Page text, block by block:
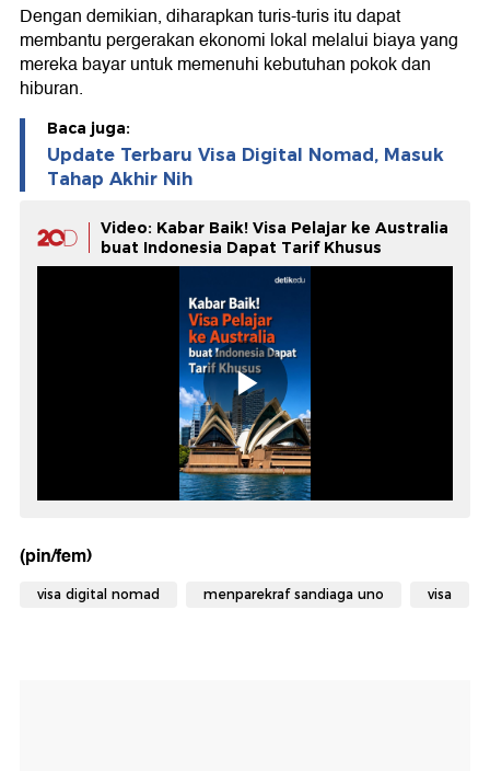
Dengan demikian, diharapkan turis-turis itu dapat
membantu pergerakan ekonomi lokal melalui biaya yang
mereka bayar untuk memenuhi kebutuhan pokok dan
hiburan.
Baca juga:
Update Terbaru Visa Digital Nomad, Masuk
Tahap Akhir Nih
Video: Kabar Baik! Visa Pelajar ke Australia
buat Indonesia Dapat Tarif Khusus
(pin/fem)
visa digital nomad menparekraf sandiaga uno visa